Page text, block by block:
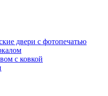
двери с фотопечатью
с ковкой